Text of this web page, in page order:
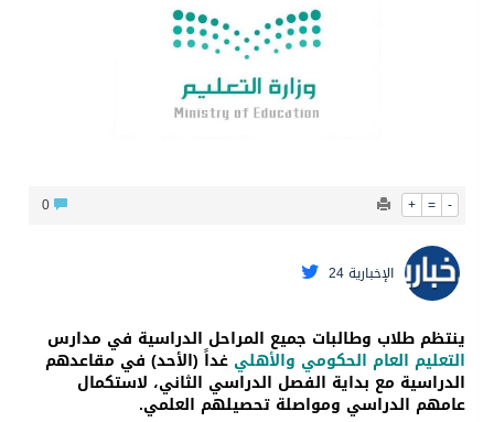
محافظ عفيف يؤدي صلاة عيد الأضحى
+ = -
الإخبارية 24
ينتظم طلاب وطالبات جميع المراحل الدراسية في مدارس
التعليم العام الحكومي والأهلي غداً (الأحد) في مقاعدهم
الدراسية مع بداية الفصل الدراسي الثاني، لاستكمال
عامهم الدراسي ومواصلة تحصيلهم العلمي.